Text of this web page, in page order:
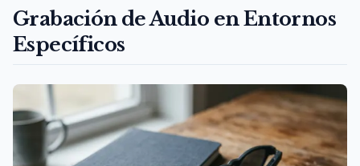
Grabación de Audio en Entornos
Específicos